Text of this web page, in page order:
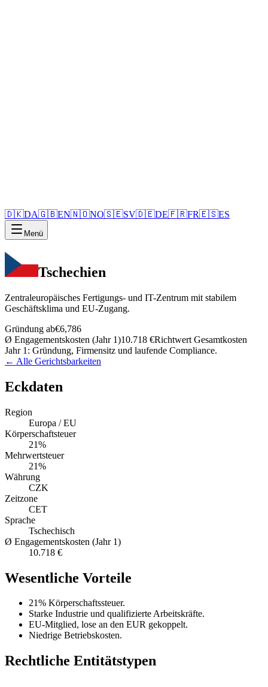
🇩🇰DA🇬🇧EN🇳🇴NO🇸🇪SV🇩🇪DE🇫🇷FR🇪🇸ES
Menü
Tschechien
Zentraleuropäisches Fertigungs- und IT-Zentrum mit stabilem
Geschäftsklima und EU-Zugang.
Gründung ab€6,786
Ø Engagementskosten (Jahr 1)10.718 €Richtwert Gesamtkosten
Jahr 1: Gründung, Firmensitz und laufende Compliance.
← Alle Gerichtsbarkeiten
Eckdaten
Region
Europa / EU
Körperschaftsteuer
21%
Mehrwertsteuer
21%
Währung
CZK
Zeitzone
CET
Sprache
Tschechisch
Ø Engagementskosten (Jahr 1)
10.718 €
Wesentliche Vorteile
21% Körperschaftssteuer.
Starke Industrie und qualifizierte Arbeitskräfte.
EU-Mitglied, lose an den EUR gekoppelt.
Niedrige Betriebskosten.
Rechtliche Entitätstypen